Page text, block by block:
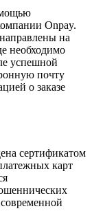
Onpay.
на
необходимо
успешной
почту
о заказе
сертификатом
карт